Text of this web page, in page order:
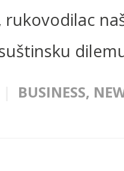
rukovodilac
BUSINESS,